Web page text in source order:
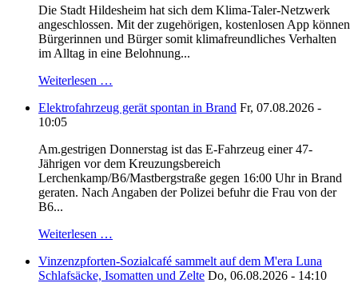
Die Stadt Hildesheim hat sich dem Klima-Taler-Netzwerk
angeschlossen. Mit der zugehörigen, kostenlosen App können
Bürgerinnen und Bürger somit klimafreundliches Verhalten
im Alltag in eine Belohnung...
Weiterlesen …
Elektrofahrzeug gerät spontan in Brand Fr, 07.08.2026 -
10:05
Am.gestrigen Donnerstag ist das E-Fahrzeug einer 47-
Jährigen vor dem Kreuzungsbereich
Lerchenkamp/B6/Mastbergstraße gegen 16:00 Uhr in Brand
geraten. Nach Angaben der Polizei befuhr die Frau von der
B6...
Weiterlesen …
Vinzenzpforten-Sozialcafé sammelt auf dem M'era Luna
Schlafsäcke, Isomatten und Zelte Do, 06.08.2026 - 14:10